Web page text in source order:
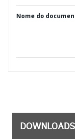
Nome do
DOWNLOADS